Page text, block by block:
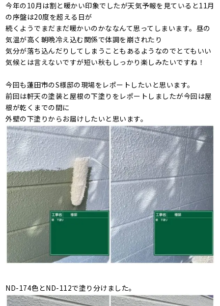
今年の10月は割と暖かい印象でしたが天気予報を見ていると11月
の序盤は20度を超える日が
続くようでまだまだ暖かいのかななんて思ってしまいます。昼の
気温が高く朝晩冷え込む関係で体調を崩されたり
気分が落ち込んだりしてしまうこともあるようなのでとてもいい
気候とは言えないですが短い秋もしっかり楽しみたいですね！
今回も蓮田市のS様邸の現場をレポートしたいと思います。
前回は軒天の塗装と屋根の下塗りをレポートしましたが今回は屋
根が乾くまでの間に
外壁の下塗りからお届けしたいと思います。
ND-174色とND-112で塗り分けました。